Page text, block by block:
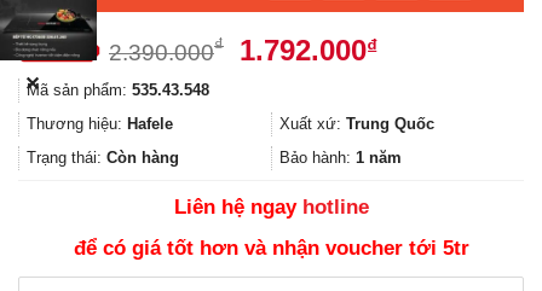
2.390.000₫
Giá
2.390.000₫.
1.792.000₫Giá
là:
1.792.000₫.
Mã sản phẩm: 535.43.548
Thương hiệu: Hafele Xuất xứ: Trung Quốc
Trạng thái: Còn hàng Bảo hành: 1 năm
Liên hệ ngay hotline
để có giá tốt hơn và nhận voucher tới 5tr
✕